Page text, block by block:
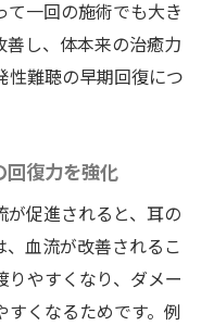
て一回の施術でも大き
し、体本来の治癒力
性難聴の早期回復につ
回復力を強化
促進されると、耳の
血流が改善されるこ
りやすくなり、ダメー
くなるためです。例